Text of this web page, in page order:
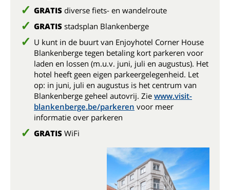
GRATIS diverse fiets- en wandelroute
GRATIS stadsplan Blankenberge
U kunt in de buurt van Enjoyhotel Corner House
Blankenberge tegen betaling kort parkeren voor
laden en lossen (m.u.v. juni, juli en augustus). Het
hotel heeft geen eigen parkeergelegenheid. Let
op: in juni, juli en augustus is het centrum van
Blankenberge geheel autovrij. Zie www.visit-
blankenberge.be/parkeren voor meer
informatie over parkeren
GRATIS WiFi